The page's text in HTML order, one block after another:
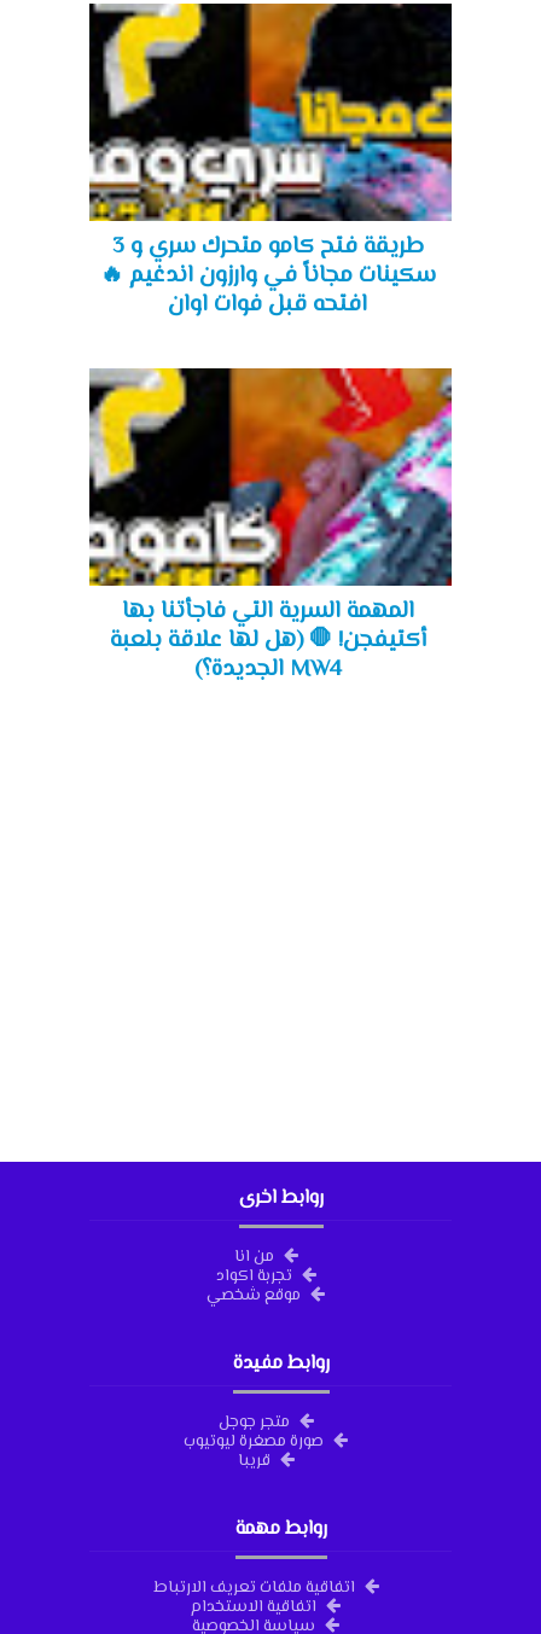
طريقة فتح كامو متحرك سري و 3
سكينات مجاناً في وارزون اندغيم 🔥
افتحه قبل فوات اوان
المهمة السرية التي فاجأتنا بها
أكتيفجن! 🛑 (هل لها علاقة بلعبة
MW4 الجديدة؟)
روابط اخرى
من انا
تجربة اكواد
موقع شخصي
روابط مفيدة
متجر جوجل
صورة مصغرة ليوتيوب
قريبا
روابط مهمة
اتفاقية ملفات تعريف الارتباط
اتفاقية الاستخدام
سياسة الخصوصية